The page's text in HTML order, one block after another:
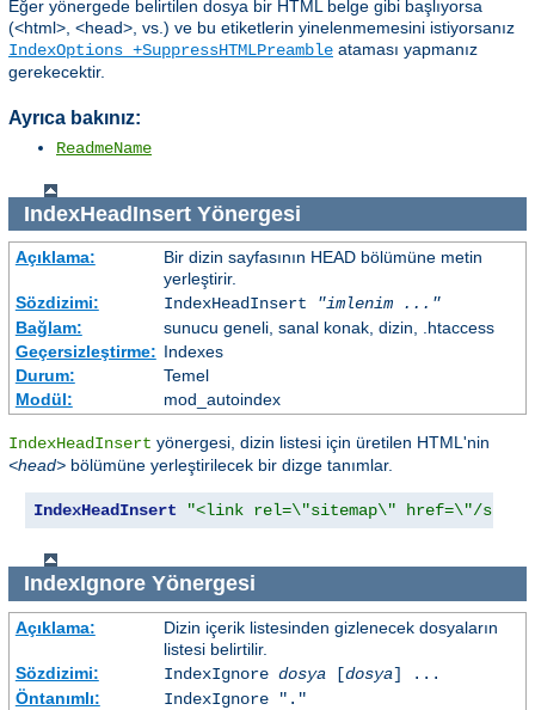
Eğer yönergede belirtilen dosya bir HTML belge gibi başlıyorsa
(<html>, <head>, vs.) ve bu etiketlerin yinelenmemesini istiyorsanız
IndexOptions +SuppressHTMLPreamble ataması yapmanız
gerekecektir.
Ayrıca bakınız:
ReadmeName
IndexHeadInsertYönergesi
Açıklama:
Bir dizin sayfasının HEAD bölümüne metin
yerleştirir.
Sözdizimi:
IndexHeadInsert
"imlenim ..."
Bağlam:
sunucu geneli, sanal konak, dizin, .htaccess
Geçersizleştirme: Indexes
Durum:
Temel
Modül:
mod_autoindex
IndexHeadInsert yönergesi, dizin listesi için üretilen HTML'nin
<head> bölümüne yerleştirilecek bir dizge tanımlar.
IndexHeadInsert "<link rel=\"sitemap\" href=\"/
IndexIgnoreYönergesi
Açıklama:
Dizin içerik listesinden gizlenecek dosyaların
listesi belirtilir.
Sözdizimi:
IndexIgnore dosya[dosya] ...
Öntanımlı:
IndexIgnore "."